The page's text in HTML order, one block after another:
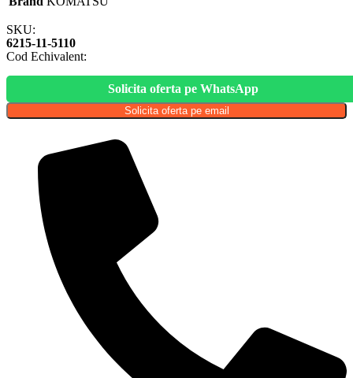
SKU:
6215-11-5110
Cod Echivalent:
Solicita oferta pe WhatsApp
Solicita oferta pe email